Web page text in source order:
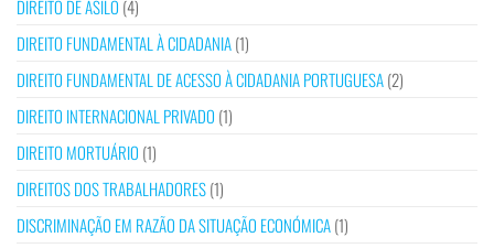
DIREITO DE ASILO (4)
DIREITO FUNDAMENTAL À CIDADANIA(1)
DIREITO FUNDAMENTAL DE ACESSO À CIDADANIA PORTUGUESA(2)
DIREITO INTERNACIONAL PRIVADO (1)
DIREITO MORTUÁRIO (1)
DIREITOS DOS TRABALHADORES(1)
DISCRIMINAÇÃO EM RAZÃO DA SITUAÇÃO ECONÓMICA(1)